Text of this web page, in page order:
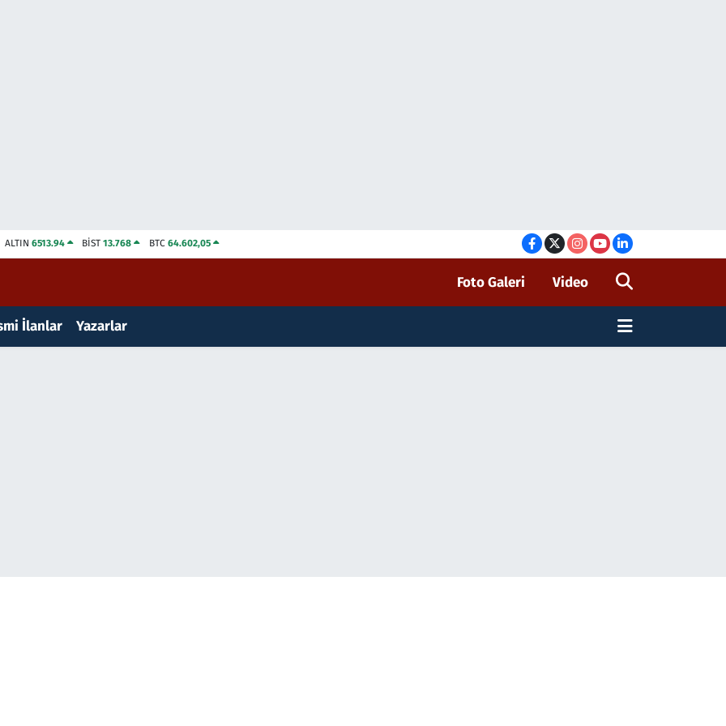
ALTIN 6513.94 BİST13.768 BTC 64.602,05
Foto Galeri Video
İlanlar Yazarlar